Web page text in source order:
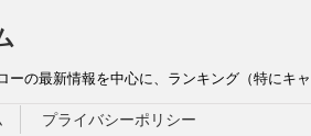
ーの最新情報を中心に、ランキング（特にキ
プライバシーポリシー